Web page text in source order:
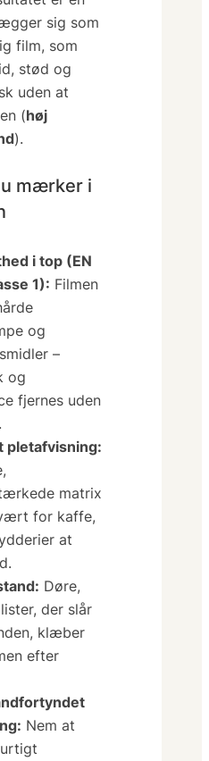
sig som
film, som
stød og
uden at
(høj
).
mærker i
i top (EN
1): Filmen
og
–
og
fjernes uden
pletafvisning:
matrix
for kaffe,
at
Døre,
der slår
klæber
efter
Nem at